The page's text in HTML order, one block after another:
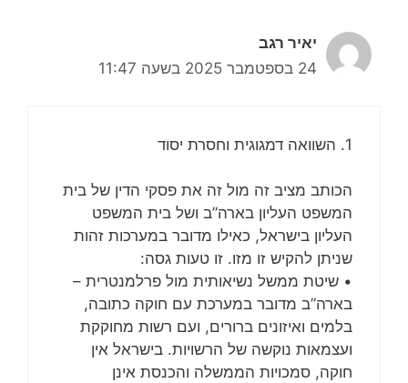
יאיר רגב
24 בספטמבר 2025 בשעה 11:47
1. השוואה דמגוגית וחסרת יסוד
הכותב מציב זה מול זה את פסקי הדין של בית
המשפט העליון בארה”ב ושל בית המשפט
העליון בישראל, כאילו מדובר במערכות זהות
שניתן להקיש זו מזו. זו טעות גסה:
• שיטת ממשל נשיאותית מול פרלמנטרית –
בארה”ב מדובר במערכת עם חוקה כתובה,
בלמים ואיזונים ברורים, ועם רשות מחוקקת
ועצמאות נוקשה של הרשויות. בישראל אין
חוקה, סמכויות הממשלה והכנסת אינן